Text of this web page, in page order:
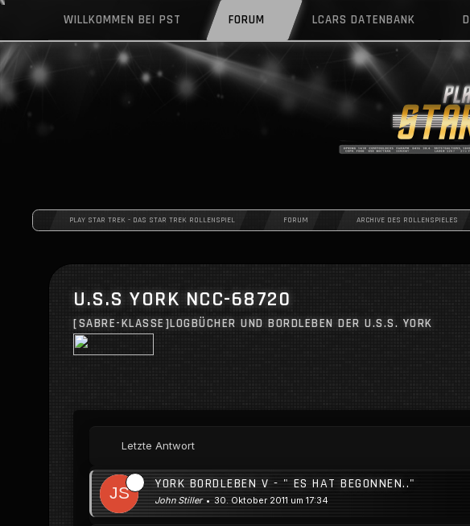
WILLKOMMEN BEI PST FORUM LCARS DATENBANK
PLAY STAR TREK - DAS STAR TREK ROLLENSPIEL FORUM ARCHIVE DES ROLLENSPIELES
U.S.S YORK NCC-68720
[SABRE-KLASSE]LOGBÜCHER UND BORDLEBEN DER U.S.S. YORK
Letzte Antwort
YORK BORDLEBEN V - " ES HAT BEGONNEN.."
John Stiller 30. Oktober 2011 um 17:34